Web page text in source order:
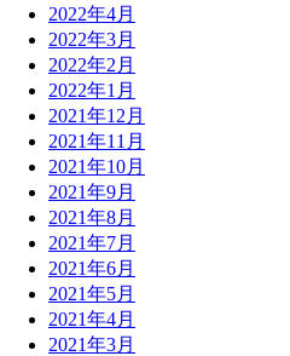
2022年4月
2022年3月
2022年2月
2022年1月
2021年12月
2021年11月
2021年10月
2021年9月
2021年8月
2021年7月
2021年6月
2021年5月
2021年4月
2021年3月